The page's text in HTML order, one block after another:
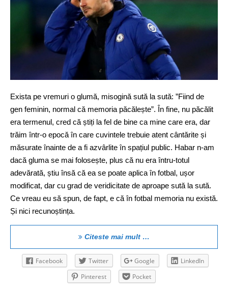
Exista pe vremuri o glumă, misogină sută la sută: ”Fiind de
gen feminin, normal că memoria păcălește”. În fine, nu păcălit
era termenul, cred că știți la fel de bine ca mine care era, dar
trăim într-o epocă în care cuvintele trebuie atent cântărite și
măsurate înainte de a fi azvârlite în spațiul public. Habar n-am
dacă gluma se mai folosește, plus că nu era întru-totul
adevărată, știu însă că ea se poate aplica în fotbal, ușor
modificat, dar cu grad de veridicitate de aproape sută la sută.
Ce vreau eu să spun, de fapt, e că în fotbal memoria nu există.
Și nici recunoștința.
Citeste mai mult …
Facebook Twitter Google
LinkedIn
Pinterest
Pocket